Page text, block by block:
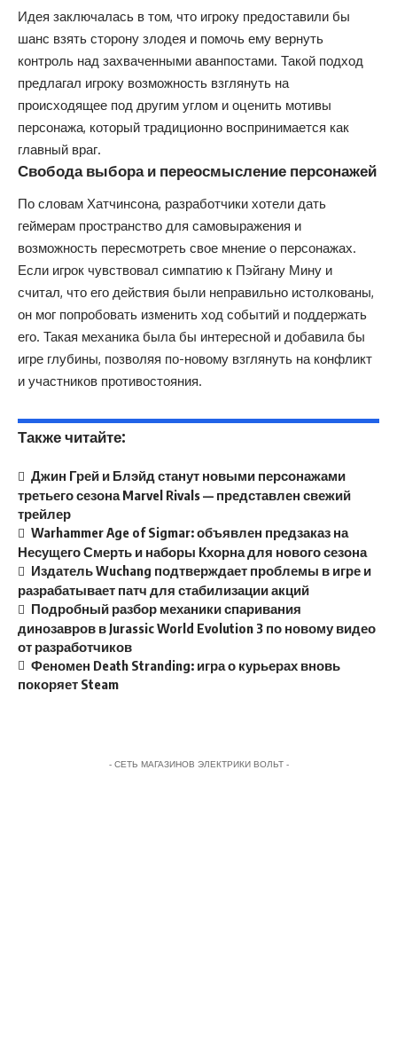
Идея заключалась в том, что игроку предоставили бы
шанс взять сторону злодея и помочь ему вернуть
контроль над захваченными аванпостами. Такой подход
предлагал игроку возможность взглянуть на
происходящее под другим углом и оценить мотивы
персонажа, который традиционно воспринимается как
главный враг.
Свобода выбора и переосмысление персонажей
По словам Хатчинсона, разработчики хотели дать
геймерам пространство для самовыражения и
возможность пересмотреть свое мнение о персонажах.
Если игрок чувствовал симпатию к Пэйгану Мину и
считал, что его действия были неправильно истолкованы,
он мог попробовать изменить ход событий и поддержать
его. Такая механика была бы интересной и добавила бы
игре глубины, позволяя по-новому взглянуть на конфликт
и участников противостояния.
Также читайте:
Джин Грей и Блэйд станут новыми персонажами
третьего сезона Marvel Rivals — представлен свежий
трейлер
Warhammer Age of Sigmar: объявлен предзаказ на
Несущего Смерть и наборы Кхорна для нового сезона
Издатель Wuchang подтверждает проблемы в игре и
разрабатывает патч для стабилизации акций
Подробный разбор механики спаривания
динозавров в Jurassic World Evolution 3 по новому видео
от разработчиков
Феномен Death Stranding: игра о курьерах вновь
покоряет Steam
- СЕТЬ МАГАЗИНОВ ЭЛЕКТРИКИ ВОЛЬТ -